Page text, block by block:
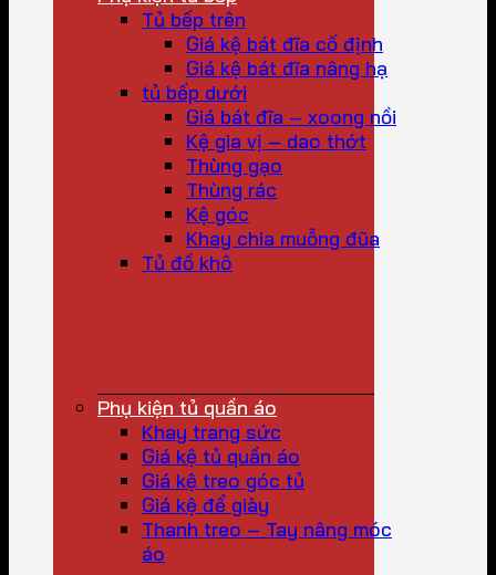
Tủ bếp trên
Giá kệ bát đĩa cố định
Giá kệ bát đĩa nâng hạ
tủ bếp dưới
Giá bát đĩa – xoong nồi
Kệ gia vị – dao thớt
Thùng gạo
Thùng rác
Kệ góc
Khay chia muỗng đũa
Tủ đồ khô
Phụ kiện tủ quần áo
Khay trang sức
Giá kệ tủ quần áo
Giá kệ treo góc tủ
Giá kệ để giày
Thanh treo – Tay nâng móc
áo